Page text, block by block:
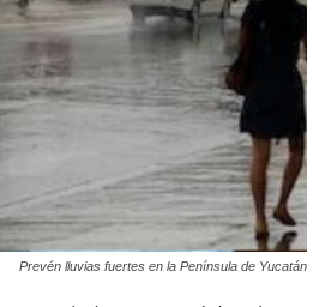
Prevén lluvias fuertes en la Península de Yucatán